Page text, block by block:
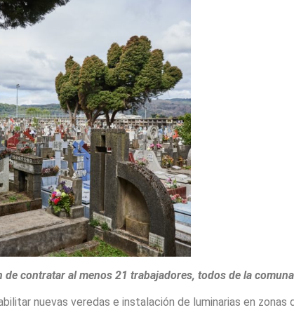
contratar al menos 21 trabajadores, todos de la
nuevas veredas e instalación de luminarias en zonas